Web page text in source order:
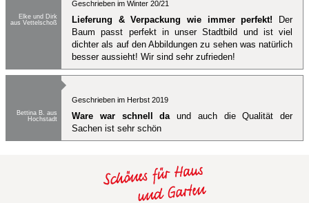
Elke und Dirk
aus Vettelschoß
Geschrieben im Winter 20/21
Lieferung & Verpackung wie immer perfekt! Der
Baum passt perfekt in unser Stadtbild und ist viel
dichter als auf den Abbildungen zu sehen was natürlich
besser aussieht! Wir sind sehr zufrieden!
Bettina B. aus
Hochstadt
Geschrieben im Herbst 2019
Ware war schnell da und auch die Qualität der
Sachen ist sehr schön